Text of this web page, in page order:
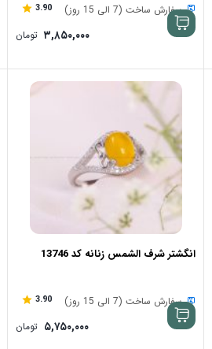
سفارش ساخت (7 الی 15 روز) 3.90
۳,۸۵۰,۰۰۰ تومان
انگشتر شرف الشمس زنانه کد 13746
سفارش ساخت (7 الی 15 روز) 3.90
۵,۷۵۰,۰۰۰ تومان